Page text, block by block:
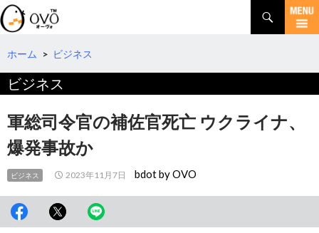
検
索
コ
テ
へ
移
動
ホーム > ビジネス
ビジネス
軍総司令官の補佐官死亡 ウクライナ、
爆発事故か
ビジネス 2023年11月7日 bdot by OVO